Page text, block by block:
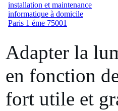
Adapter la
en fonction
fort utile et